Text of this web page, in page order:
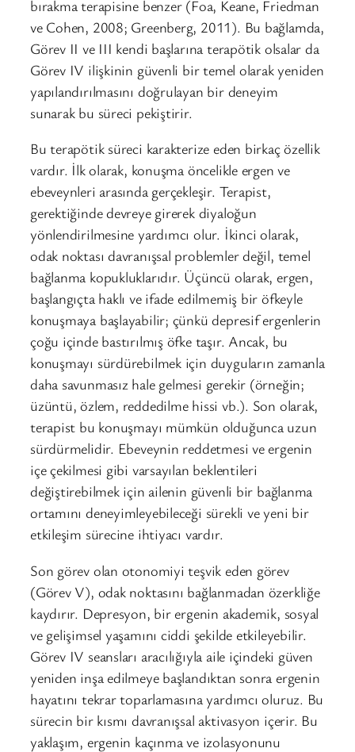
bırakma terapisine benzer (Foa, Keane, Friedman
ve Cohen, 2008; Greenberg, 2011). Bu bağlamda,
Görev II ve III kendi başlarına terapötik olsalar da
Görev IV ilişkinin güvenli bir temel olarak yeniden
yapılandırılmasını doğrulayan bir deneyim
sunarak bu süreci pekiştirir.
Bu terapötik süreci karakterize eden birkaç özellik
vardır. İlk olarak, konuşma öncelikle ergen ve
ebeveynleri arasında gerçekleşir. Terapist,
gerektiğinde devreye girerek diyaloğun
yönlendirilmesine yardımcı olur. İkinci olarak,
odak noktası davranışsal problemler değil, temel
bağlanma kopukluklarıdır. Üçüncü olarak, ergen,
başlangıçta haklı ve ifade edilmemiş bir öfkeyle
konuşmaya başlayabilir; çünkü depresif ergenlerin
çoğu içinde bastırılmış öfke taşır. Ancak, bu
konuşmayı sürdürebilmek için duyguların zamanla
daha savunmasız hale gelmesi gerekir (örneğin;
üzüntü, özlem, reddedilme hissi vb.). Son olarak,
terapist bu konuşmayı mümkün olduğunca uzun
sürdürmelidir. Ebeveynin reddetmesi ve ergenin
içe çekilmesi gibi varsayılan beklentileri
değiştirebilmek için ailenin güvenli bir bağlanma
ortamını deneyimleyebileceği sürekli ve yeni bir
etkileşim sürecine ihtiyacı vardır.
Son görev olan otonomiyi teşvik eden görev
(Görev V), odak noktasını bağlanmadan özerkliğe
kaydırır. Depresyon, bir ergenin akademik, sosyal
ve gelişimsel yaşamını ciddi şekilde etkileyebilir.
Görev IV seansları aracılığıyla aile içindeki güven
yeniden inşa edilmeye başlandıktan sonra ergenin
hayatını tekrar toparlamasına yardımcı oluruz. Bu
sürecin bir kısmı davranışsal aktivasyon içerir. Bu
yaklaşım, ergenin kaçınma ve izolasyonunu